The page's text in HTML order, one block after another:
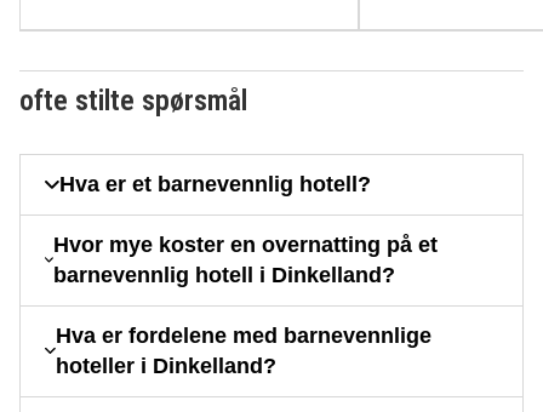
ofte stilte spørsmål
Hva er et barnevennlig hotell?
Hvor mye koster en overnatting på et
barnevennlig hotell i Dinkelland?
Hva er fordelene med barnevennlige
hoteller i Dinkelland?